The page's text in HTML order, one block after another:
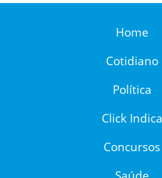
Home
Cotidiano
Política
Click Indica
Concursos